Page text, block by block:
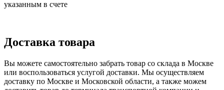
указанным в счете
Доставка товара
Вы можете самостоятельно забрать товар со склада в Москве
или воспользоваться услугой доставки. Мы осуществляем
доставку по Москве и Московской области, а также можем